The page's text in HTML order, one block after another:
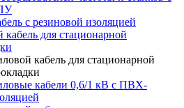
с резиновой изоляцией
кабель для стационарной
кабель для стационарной
кабели 0,6/1 кВ с ПВХ-